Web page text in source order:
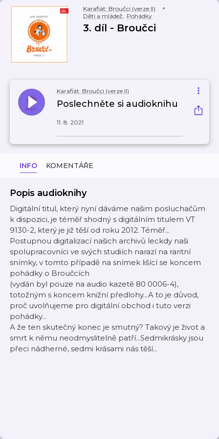
Karafiát: Broučci (verze II)
Děti a mládež, Pohádky
3. díl - Broučci
Karafiát: Broučci (verze II)
Poslechněte si audioknihu
11. 8. 2021
INFO KOMENTÁŘE
Popis audioknihy
Digitální titul, který nyní dáváme našim posluchačům
k dispozici, je téměř shodný s digitálním titulem VT
9130-2, který je již těší od roku 2012. Téměř...
Postupnou digitalizací našich archivů leckdy naši
spolupracovníci ve svých studiích narazí na raritní
snímky, v tomto případě na snímek lišící se koncem
pohádky o Broučcích
(vydán byl pouze na audio kazetě 80 0006-4),
totožným s koncem knižní předlohy...A to je důvod,
proč uvolňujeme pro digitální obchod i tuto verzi
pohádky...
A že ten skutečný konec je smutný? Takový je život a
smrt k němu neodmyslitelně patří...Sedmikrásky jsou
přeci nádherné, sedmi krásami nás těší...